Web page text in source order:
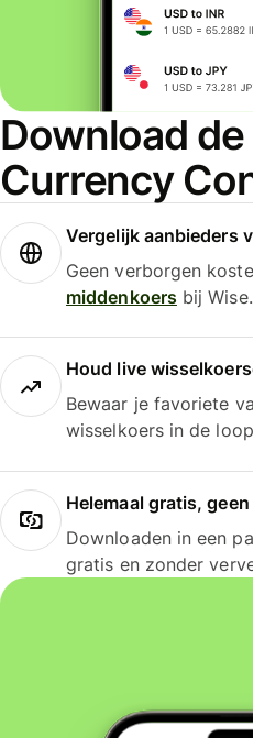
Download
Currency
Vergelijk aanbieders
Geen verborgen
middenkoersbij Wise.
Houd live
Bewaar je favoriete
wisselkoers in de
Helemaal gratis,
Downloaden in een
gratis en zonder